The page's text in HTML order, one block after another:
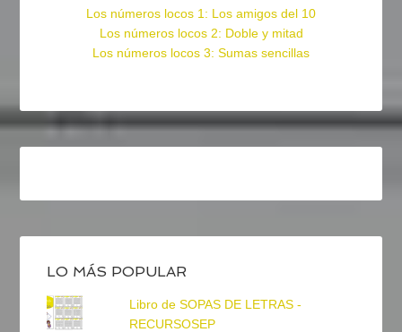
Los números locos 1: Los amigos del 10
Los números locos 2: Doble y mitad
Los números locos 3: Sumas sencillas
LO MÁS POPULAR
Libro de SOPAS DE LETRAS -
RECURSOSEP